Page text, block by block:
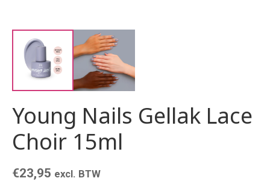
Young Nails Gellak Lace
Choir 15ml
€23,95 excl. BTW